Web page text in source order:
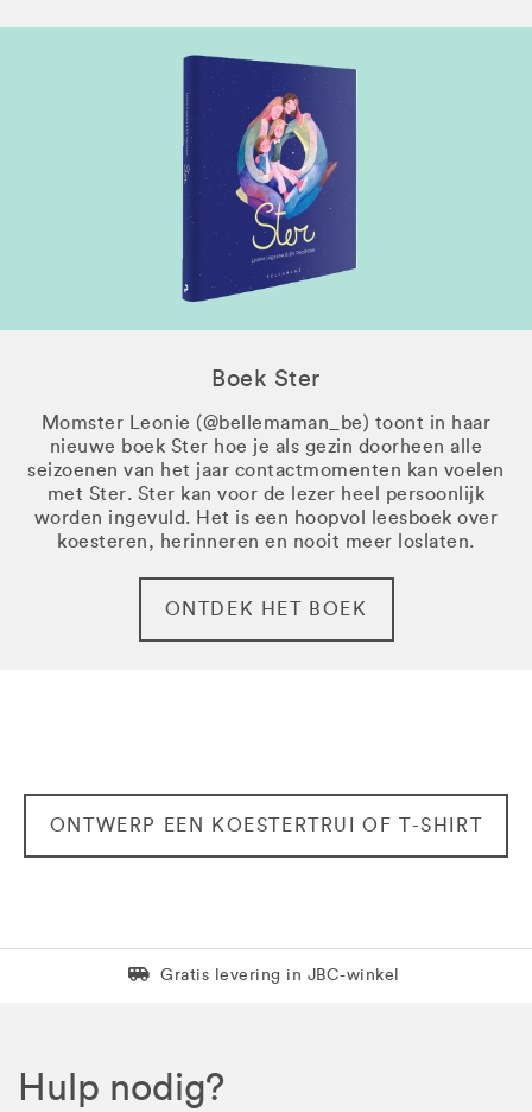
Boek Ster
Momster Leonie (@bellemaman_be) toont in haar
nieuwe boek Ster hoe je als gezin doorheen alle
seizoenen van het jaar contactmomenten kan voelen
met Ster. Ster kan voor de lezer heel persoonlijk
worden ingevuld. Het is een hoopvol leesboek over
koesteren, herinneren en nooit meer loslaten.
ONTDEK HET BOEK
ONTWERP EEN KOESTERTRUI OF T-SHIRT
Levering in 1 pakket
Gratis levering in JBC-winkel
Hulp nodig?